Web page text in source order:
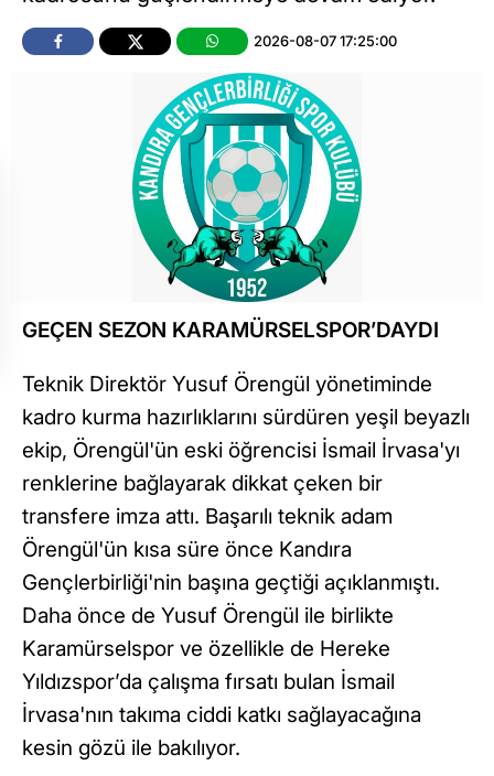
2026-08-07 17:25:00
GEÇEN SEZON KARAMÜRSELSPOR’DAYDI
Teknik Direktör Yusuf Örengül yönetiminde
kadro kurma hazırlıklarını sürdüren yeşil beyazlı
ekip, Örengül'ün eski öğrencisi İsmail İrvasa'yı
renklerine bağlayarak dikkat çeken bir
transfere imza attı. Başarılı teknik adam
Örengül'ün kısa süre önce Kandıra
Gençlerbirliği'nin başına geçtiği açıklanmıştı.
Daha önce de Yusuf Örengül ile birlikte
Karamürselspor ve özellikle de Hereke
Yıldızspor’da çalışma fırsatı bulan İsmail
İrvasa'nın takıma ciddi katkı sağlayacağına
kesin gözü ile bakılıyor.